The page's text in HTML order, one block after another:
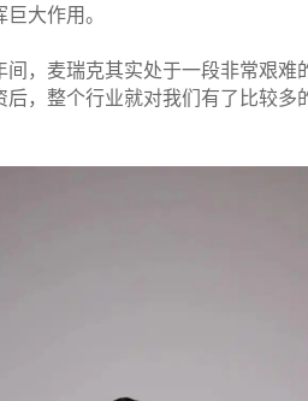
大作用。
间，麦瑞克其实处于一段非常艰难
后，整个行业就对我们有了比较多